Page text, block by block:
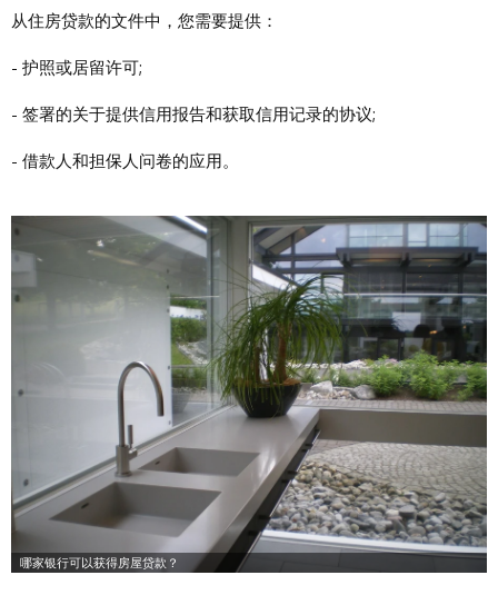
从住房贷款的文件中，您需要提供：
- 护照或居留许可;
- 签署的关于提供信用报告和获取信用记录的协议;
- 借款人和担保人问卷的应用。